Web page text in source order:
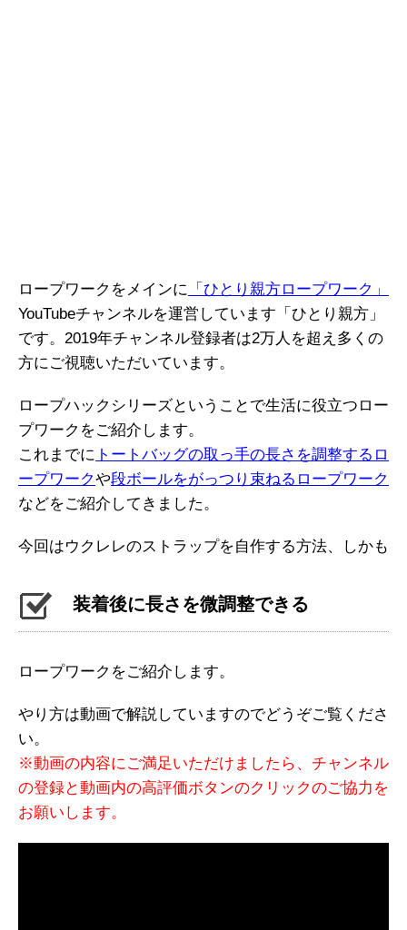
ロープワークをメインに 「ひとり親方ロープワーク」
YouTubeチャンネルを運営しています「ひとり親方」
です。2019年チャンネル登録者は2万人を超え多くの
方にご視聴いただいています。
ロープハックシリーズということで生活に役立つロー
プワークをご紹介します。
これまでに トートバッグの取っ手の長さを調整するロ
ープワークや段ボールをがっつり束ねるロープワーク
などをご紹介してきました。
今回はウクレレのストラップを自作する方法、しかも
装着後に長さを微調整できる
ロープワークをご紹介します。
やり方は動画で解説していますのでどうぞご覧くださ
い。
※動画の内容にご満足いただけましたら、チャンネル
の登録と動画内の高評価ボタンのクリックのご協力を
お願いします。